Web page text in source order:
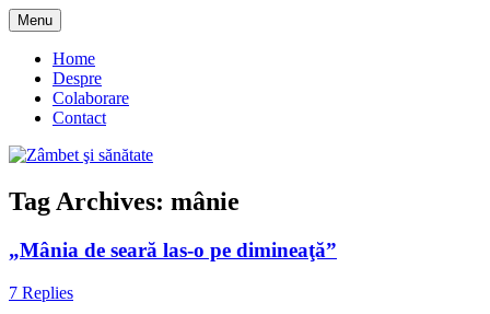
Skip
to
content
Zâmbet şi sănătate
Menu
Home
Despre
Colaborare
Contact
Tag Archives: mânie
„Mânia de seară las-o pe dimineaţă”
7 Replies